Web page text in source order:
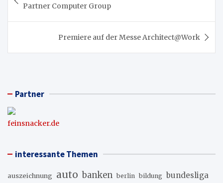
Partner Computer Group
Premiere auf der Messe Architect@Work
Partner
feinsnacker.de
interessante Themen
auszeichnung auto banken berlin bildung bundesliga